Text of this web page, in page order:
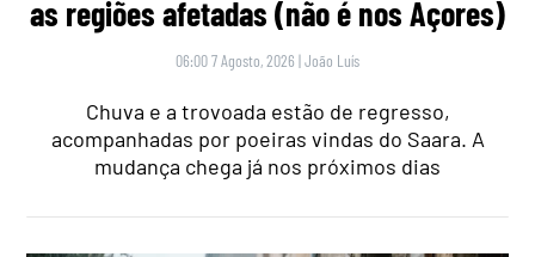
as regiões afetadas (não é nos Açores)
06:00 7 Agosto, 2026 |João Luís
Chuva e a trovoada estão de regresso,
acompanhadas por poeiras vindas do Saara. A
mudança chega já nos próximos dias